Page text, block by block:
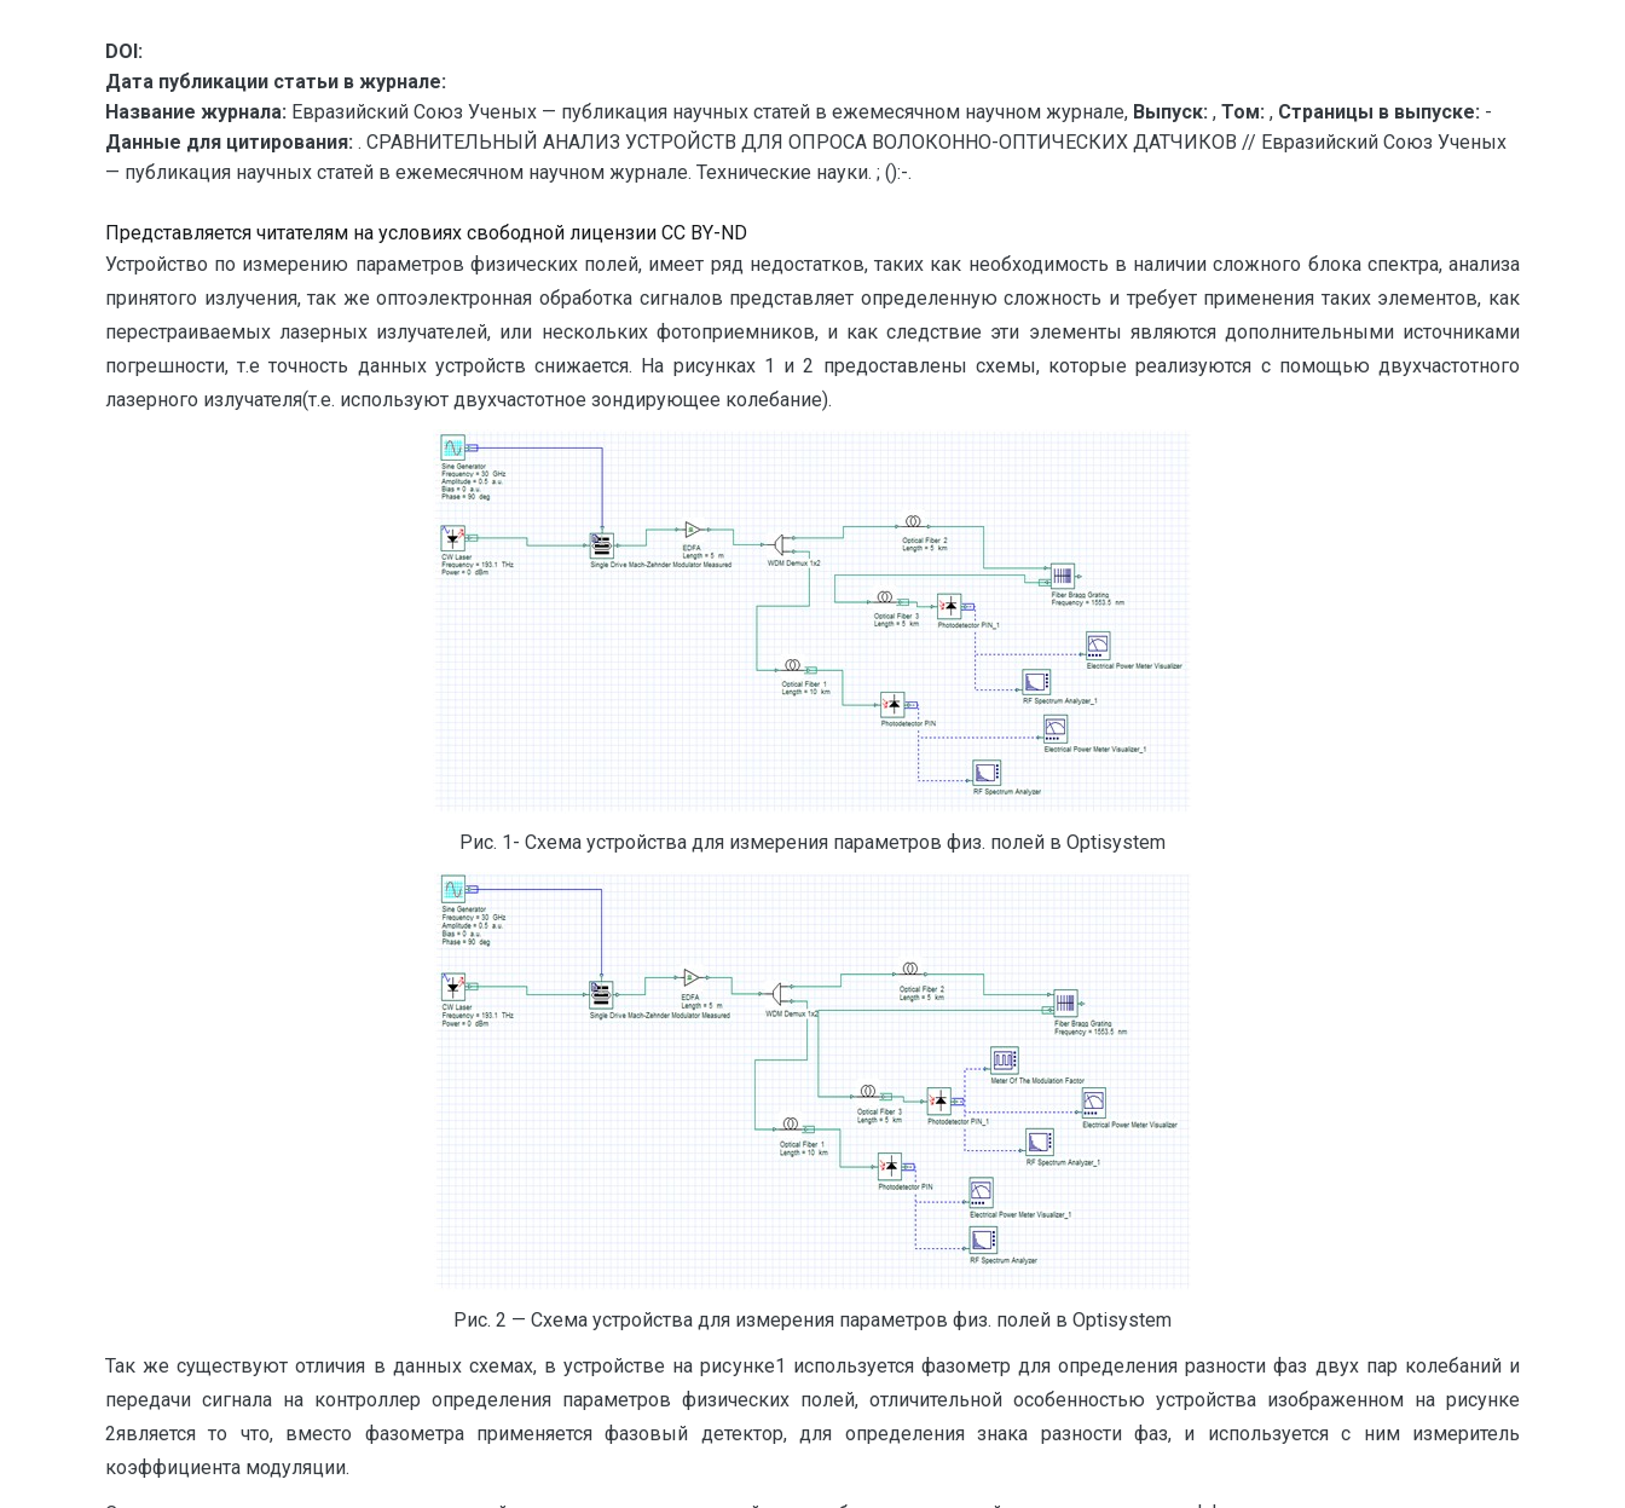
DOI:
Дата публикации статьи в журнале:
Название журнала: Евразийский Союз Ученых — публикация научных статей в ежемесячном научном журнале, Выпуск: , Том: , Страницы в выпуске: -
Данные для цитирования: . СРАВНИТЕЛЬНЫЙ АНАЛИЗ УСТРОЙСТВ ДЛЯ ОПРОСА ВОЛОКОННО-ОПТИЧЕСКИХ ДАТЧИКОВ // Евразийский Союз Ученых
— публикация научных статей в ежемесячном научном журнале. Технические науки. ; ():-.
Представляется читателям на условиях свободной лицензии CC BY-ND
Устройство по измерению параметров физических полей, имеет ряд недостатков, таких как необходимость в наличии сложного блока спектра, анализа
принятого излучения, так же оптоэлектронная обработка сигналов представляет определенную сложность и требует применения таких элементов, как
перестраиваемых лазерных излучателей, или нескольких фотоприемников, и как следствие эти элементы являются дополнительными источниками
погрешности, т.е точность данных устройств снижается. На рисунках 1 и 2 предоставлены схемы, которые реализуются с помощью двухчастотного
лазерного излучателя(т.е. используют двухчастотное зондирующее колебание).
Рис. 1- Схема устройства для измерения параметров физ. полей в Optisystem
Рис. 2 — Схема устройства для измерения параметров физ. полей в Optisystem
Так же существуют отличия в данных схемах, в устройстве на рисунке1 используется фазометр для определения разности фаз двух пар колебаний и
передачи сигнала на контроллер определения параметров физических полей, отличительной особенностью устройства изображенном на рисунке
2является то что, вместо фазометра применяется фазовый детектор, для определения знака разности фаз, и используется с ним измеритель
коэффициента модуляции.